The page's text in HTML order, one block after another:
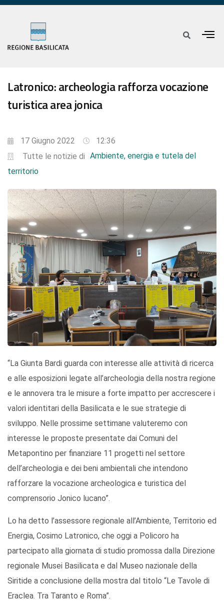
Latronico: archeologia rafforza vocazione
turistica area jonica
17 Giugno 2022
12:36
Tutte le notizie di Ambiente, energia e tutela del
territorio
“La Giunta Bardi guarda con interesse alle attività di ricerca
e alle esposizioni legate all’archeologia della nostra regione
e le annovera tra le misure a forte impatto per accrescere i
valori identitari della Basilicata e le sue strategie di
sviluppo. Nelle prossime settimane valuteremo con
interesse le proposte presentate dai Comuni del
Metapontino per finanziare 11 progetti nel settore
dell’archeologia e dei beni ambientali che intendono
rafforzare la vocazione archeologica e turistica del
comprensorio Jonico lucano”.
Lo ha detto l’assessore regionale all’Ambiente, Territorio ed
Energia, Cosimo Latronico, che oggi a Policoro ha
partecipato alla giornata di studio promossa dalla Direzione
regionale Musei Basilicata e dal Museo nazionale della
Siritide a conclusione della mostra dal titolo “Le Tavole di
Eraclea. Tra Taranto e Roma”.